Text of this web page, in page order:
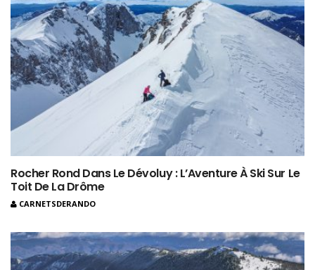
Rocher Rond Dans Le Dévoluy : L’Aventure À Ski Sur Le
Toit De La Drôme
CARNETSDERANDO